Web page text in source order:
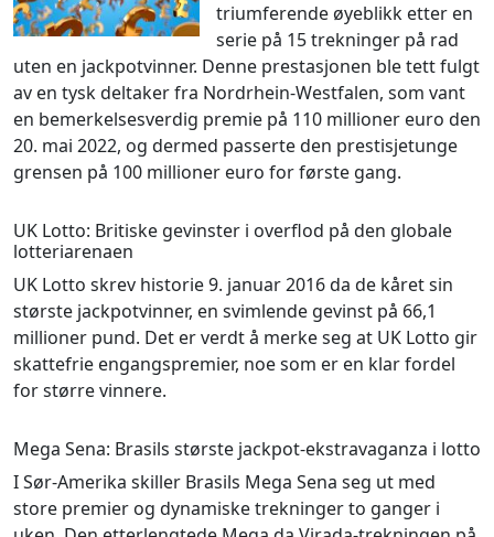
triumferende øyeblikk etter en
serie på 15 trekninger på rad
uten en jackpotvinner. Denne prestasjonen ble tett fulgt
av en tysk deltaker fra Nordrhein-Westfalen, som vant
en bemerkelsesverdig premie på 110 millioner euro den
20. mai 2022, og dermed passerte den prestisjetunge
grensen på 100 millioner euro for første gang.
UK Lotto: Britiske gevinster i overflod på den globale
lotteriarenaen
UK Lotto skrev historie 9. januar 2016 da de kåret sin
største jackpotvinner, en svimlende gevinst på 66,1
millioner pund. Det er verdt å merke seg at UK Lotto gir
skattefrie engangspremier, noe som er en klar fordel
for større vinnere.
Mega Sena: Brasils største jackpot-ekstravaganza i lotto
I Sør-Amerika skiller Brasils Mega Sena seg ut med
store premier og dynamiske trekninger to ganger i